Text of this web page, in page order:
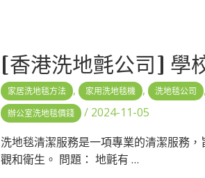
[香港洗地氈公司] 學
家居洗地毯方法 , 家用洗地毯機 , 洗地毯公司 ,
辦公室洗地毯價錢 / 2024-11-05
洗地毯清潔服務是一項專業的清潔服務
觀和衛生。 問題： 地氈有 …